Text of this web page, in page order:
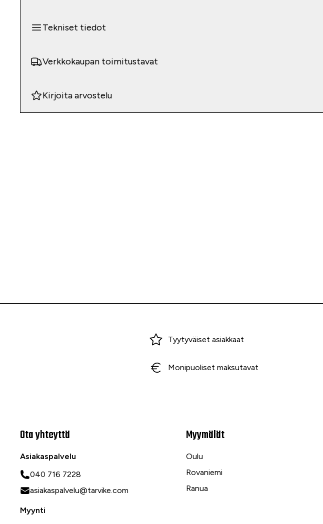
Tekniset tiedot
Verkkokaupan toimitustavat
Kirjoita arvostelu
Tyytyväiset asiakkaat
Monipuoliset maksutavat
Ota yhteyttä
Asiakaspalvelu
040 716 7228
asiakaspalvelu@tarvike.com
Myynti
Myymälät
Oulu
Rovaniemi
Ranua